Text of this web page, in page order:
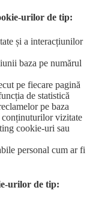
urilor de tip:
și a interacțiunilor
baza pe numărul
pe fiecare pagină
de statistică
pe baza
conținuturilor vizitate
cookie-uri sau
personal cum ar fi
urilor de tip: